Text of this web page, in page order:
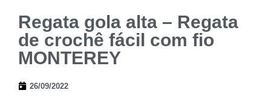
Regata gola alta – Regata
de crochê fácil com fio
MONTEREY
26/09/2022